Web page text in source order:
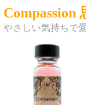
Compassion
やさしい気持ちで